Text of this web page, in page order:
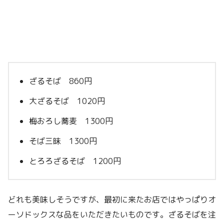
ざるそば 860円
大ざるそば 1020円
梅おろし蕎麦 1300円
そば三昧 1300円
とろろざるそば 1200円
どれも美味しそうですが、最初に来たお店ではやっぱりオ
ーソドックスな品をいただきたいものです。ざるそばを注